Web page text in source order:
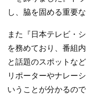
し、脇を固める重要
また『日本テレビ・
を務めており、番組
と話題のスポットな
リポーターやナレー
いうことが分かるの